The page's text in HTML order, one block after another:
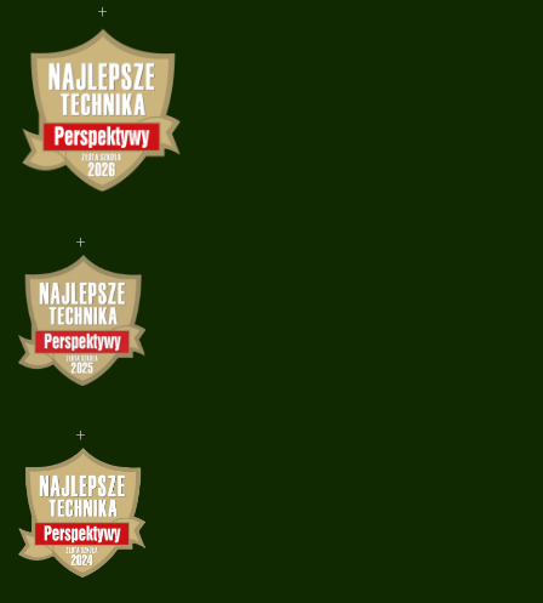
+
+
+